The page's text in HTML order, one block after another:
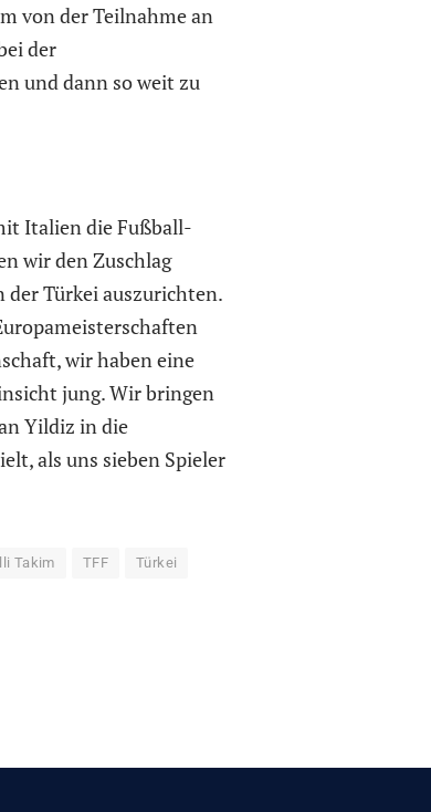
von der Teilnahme an
der
und dann so weit zu
Italien die Fußball-
wir den Zuschlag
Türkei auszurichten.
wir haben eine
jung. Wir bringen
Yildiz in die
als uns sieben Spieler
Takim TFF Türkei